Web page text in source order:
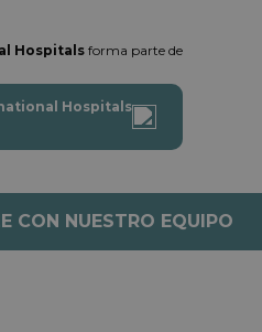
CON NUESTRO EQUIPO
Hospitals forma parte de
Hospitals